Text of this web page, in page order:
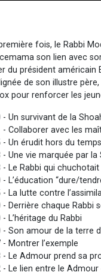
fois, le Rabbi
son lien avec
du président américain
de son illustre
pour renforcer les
- Un survivant de la
- Collaborer avec les
- Un érudit hors du temps
- Une vie marquée par la
- Le Rabbi qui chuchotait
- L’éducation “dure/
- La lutte contre
- Derrière chaque Rabbi
- L’héritage du Rabbi
- Son amour de la terre
- Montrer l’exemple
- Le Admour prend sa
- Le lien entre le